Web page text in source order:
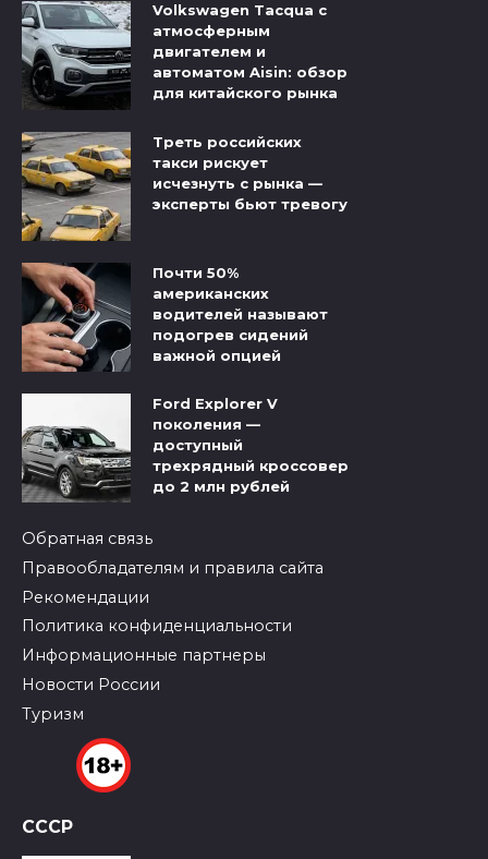
Volkswagen Tacqua с
атмосферным
двигателем и
автоматом Aisin: обзор
для китайского рынка
Треть российских
такси рискует
исчезнуть с рынка —
эксперты бьют тревогу
Почти 50%
американских
водителей называют
подогрев сидений
важной опцией
Ford Explorer V
поколения —
доступный
трехрядный кроссовер
до 2 млн рублей
Обратная связь
Правообладателям и правила сайта
Рекомендации
Политика конфиденциальности
Информационные партнеры
Новости России
Туризм
СССР